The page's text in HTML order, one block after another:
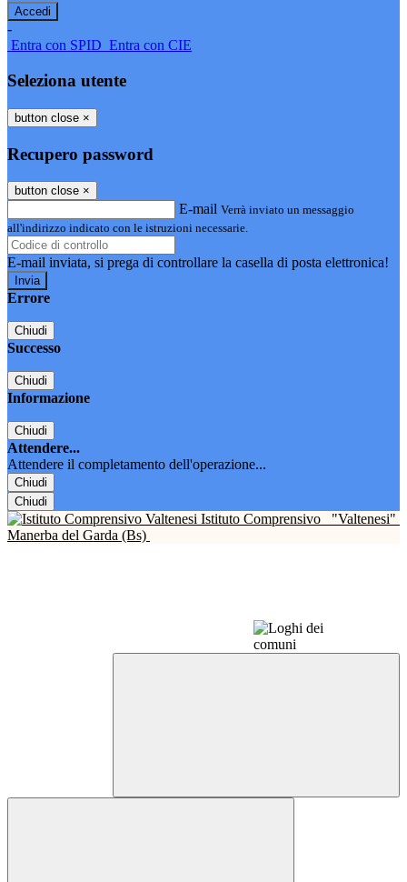
-
Entra con SPID Entra con CIE
Seleziona utente
button close ×
Recupero password
button close ×
E-mail Verrà inviato un messaggio
all'indirizzo indicato con le istruzioni necessarie.
E-mail inviata, si prega di controllare la casella di posta elettronica!
Errore
Chiudi
Successo
Chiudi
Informazione
Chiudi
Attendere...
Attendere il completamento dell'operazione...
Chiudi
Chiudi
Istituto Comprensivo
"Valtenesi"
Manerba del Garda (Bs)